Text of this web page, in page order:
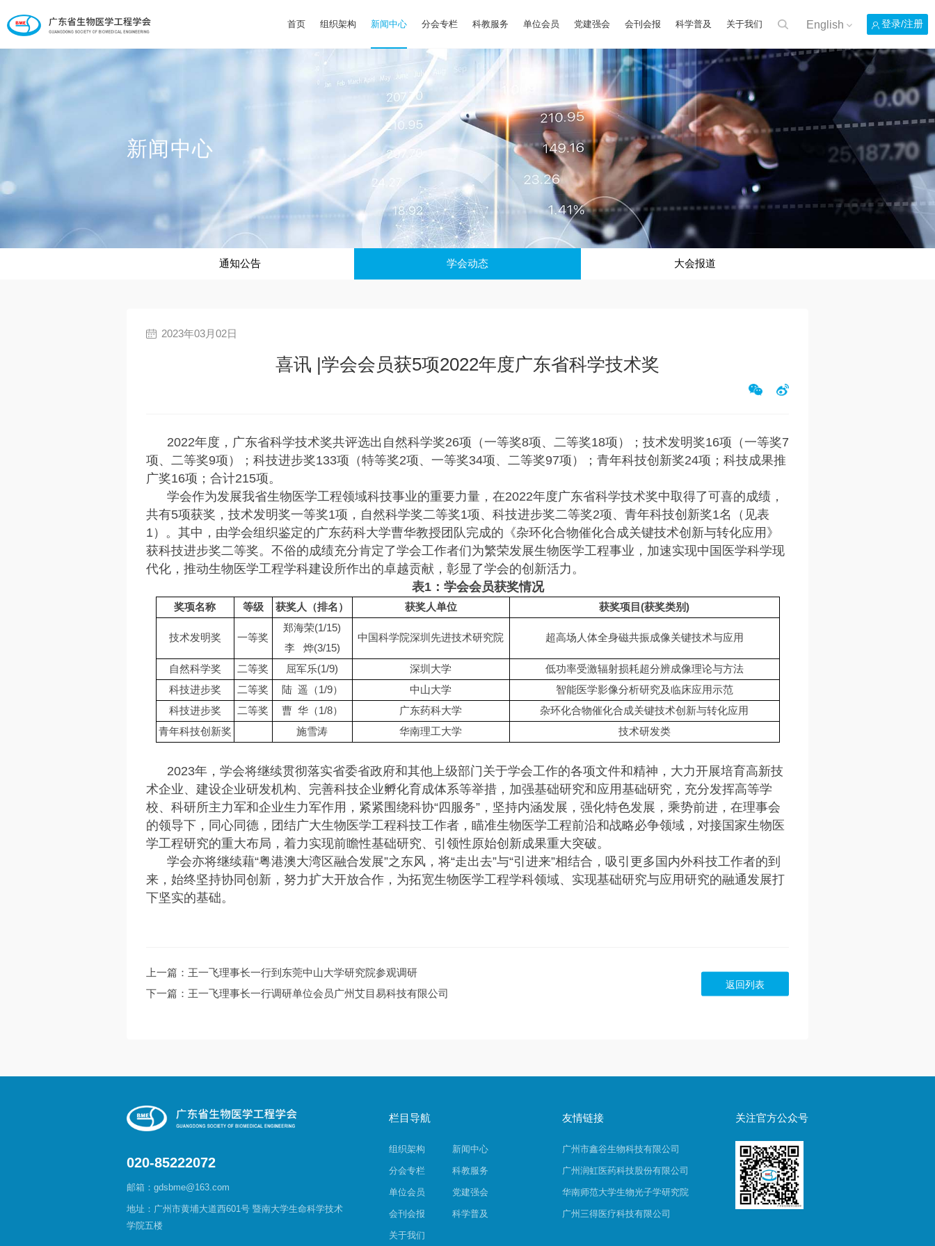
首页 组织架构 新闻中心 分会专栏 科教服务 单位会员 党建强会 会刊会报 科学普及 关于我们 English 登录/注册
新闻中心
通知公告 学会动态 大会报道
2023年03月02日
喜讯 |学会会员获5项2022年度广东省科学技术奖
2022年度，广东省科学技术奖共评选出自然科学奖26项（一等奖8项、二等奖18项）；技术发明奖16项（一等奖7
项、二等奖9项）；科技进步奖133项（特等奖2项、一等奖34项、二等奖97项）；青年科技创新奖24项；科技成果推
广奖16项；合计215项。
学会作为发展我省生物医学工程领域科技事业的重要力量，在2022年度广东省科学技术奖中取得了可喜的成绩，
共有5项获奖，技术发明奖一等奖1项，自然科学奖二等奖1项、科技进步奖二等奖2项、青年科技创新奖1名（见表
1）。其中，由学会组织鉴定的广东药科大学曹华教授团队完成的《杂环化合物催化合成关键技术创新与转化应用》
获科技进步奖二等奖。不俗的成绩充分肯定了学会工作者们为繁荣发展生物医学工程事业，加速实现中国医学科学现
代化，推动生物医学工程学科建设所作出的卓越贡献，彰显了学会的创新活力。
表1： 学会会员获奖情况
奖项名称 等级 获奖人（排名） 获奖人单位 获奖项目(获奖类别)
技术发明奖 一等奖
郑海荣(1/15)
李 烨(3/15)
中国科学院深圳先进技术研究院 超高场人体全身磁共振成像关键技术与应用
自然科学奖 二等奖 屈军乐(1/9) 深圳大学
低功率受激辐射损耗超分辨成像理论与方法
科技进步奖
二等奖 陆 遥（1/9） 中山大学
智能医学影像分析研究及临床应用示范
科技进步奖
二等奖 曹 华（1/8） 广东药科大学
杂环化合物催化合成关键技术创新与转化应用
青年科技创新奖
施雪涛 华南理工大学 技术研发类
2023年，学会将继续贯彻落实省委省政府和其他上级部门关于学会工作的各项文件和精神，大力开展培育高新技
术企业、建设企业研发机构、完善科技企业孵化育成体系等举措，加强基础研究和应用基础研究，充分发挥高等学
校、科研所主力军和企业生力军作用，紧紧围绕科协“四服务”，坚持内涵发展，强化特色发展，乘势前进，在理事会
的领导下，同心同德，团结广大生物医学工程科技工作者，瞄准生物医学工程前沿和战略必争领域，对接国家生物医
学工程研究的重大布局，着力实现前瞻性基础研究、引领性原始创新成果重大突破。
学会亦将继续藉“粤港澳大湾区融合发展”之东风，将“走出去”与“引进来”相结合，吸引更多国内外科技工作者的到
来，始终坚持协同创新，努力扩大开放合作，为拓宽生物医学工程学科领域、实现基础研究与应用研究的融通发展打
下坚实的基础。
上一篇：王一飞理事长一行到东莞中山大学研究院参观调研
下一篇：王一飞理事长一行调研单位会员广州艾目易科技有限公司
返回列表
020-85222072
邮箱：gdsbme@163.com
地址：广州市黄埔大道西601号 暨南大学生命科学技术
学院五楼
栏目导航
组织架构 新闻中心
分会专栏 科教服务
单位会员 党建强会
会刊会报 科学普及
关于我们
友情链接
广州市鑫谷生物科技有限公司
广州润虹医药科技股份有限公司
华南师范大学生物光子学研究院
广州三得医疗科技有限公司
关注官方公众号